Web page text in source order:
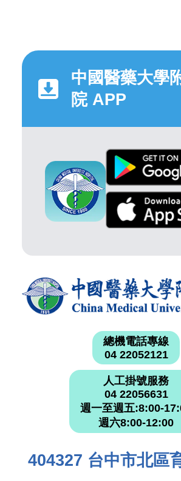
中國醫藥大學
院 APP
總機電話專線
04 22052121
人工掛號服務
04 22056631
週一至週五:8:00-
週六8:00-12:00
404327 台中市北區